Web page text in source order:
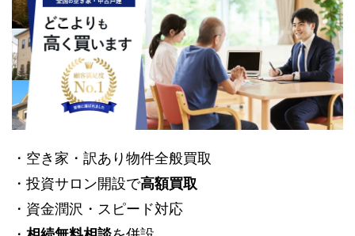
・空き家・訳あり物件全般買取
・投資サロン開設で高額買取
・資金潤沢・スピード対応